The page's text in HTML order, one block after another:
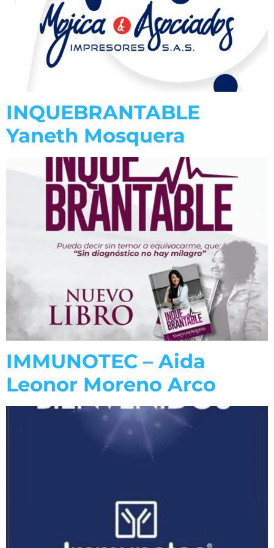
INQUEBRANTABLE
Yaneth Mosquera
IMMUNOTEC – Aida
Leonor Moreno Arco